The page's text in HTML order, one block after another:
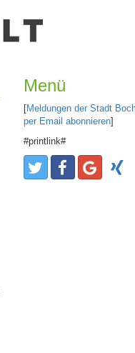
Menü
[Meldungen der Stadt
per Email abonnieren]
#printlink#